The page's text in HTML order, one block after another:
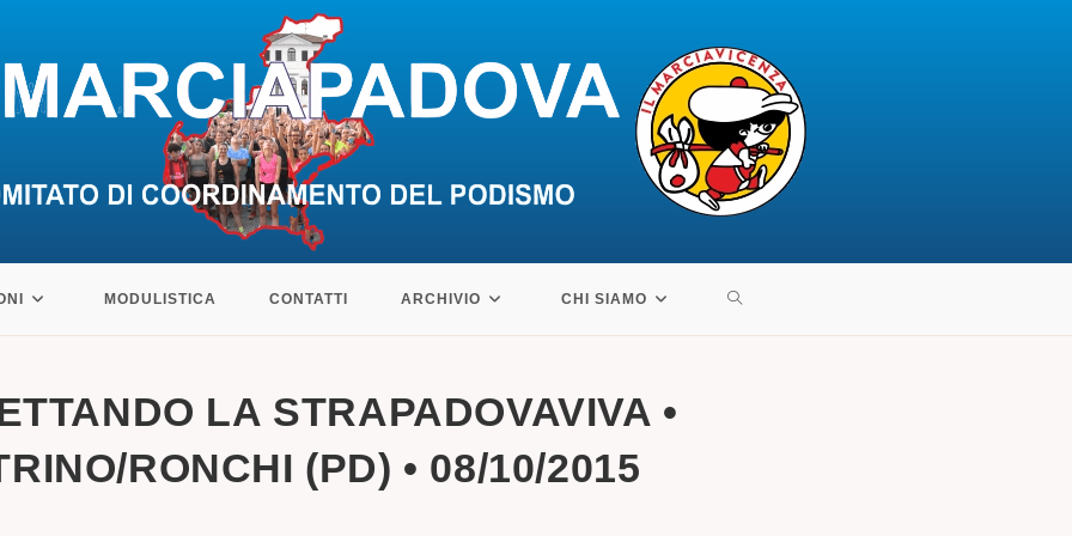
MODULISTICA CONTATTI ARCHIVIO CHI SIAMO ATTIVA/DISATTIVA
LA STRAPADOVAVIVA •
RONCHI (PD) • 08/10/2015